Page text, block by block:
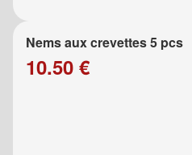
Nems aux crevettes 5 pcs
10.50 €